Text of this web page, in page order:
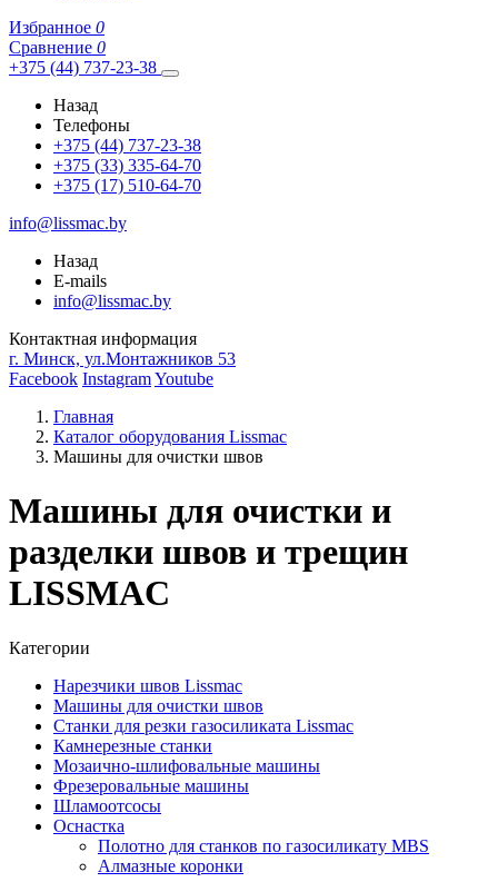
Избранное 0
Сравнение 0
+375 (44) 737-23-38
Назад
Телефоны
+375 (44) 737-23-38
+375 (33) 335-64-70
+375 (17) 510-64-70
info@lissmac.by
Назад
E-mails
info@lissmac.by
Контактная информация
г. Минск, ул.Монтажников 53
Facebook InstagramYoutube
Главная
Каталог оборудования Lissmac
Машины для очистки швов
Машины для очистки и
разделки швов и трещин
LISSMAC
Категории
Нарезчики швов Lissmac
Машины для очистки швов
Станки для резки газосиликата Lissmac
Камнерезные станки
Мозаично-шлифовальные машины
Фрезеровальные машины
Шламоотсосы
Оснастка
Полотно для станков по газосиликату MBS
Алмазные коронки